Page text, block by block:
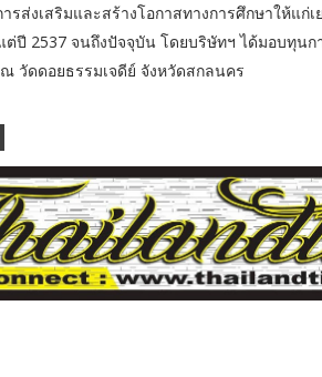
รส่งเสริมและสร้างโอกาสทางการศึกษาให้แ
ต่ปี 2537 จนถึงปัจจุบัน โดยบริษัทฯ ได้มอบทุ
วัดดอยธรรมเจดีย์ จังหวัดสกลนคร